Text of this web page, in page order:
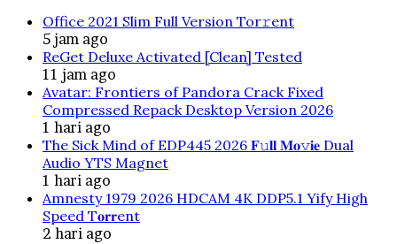
Office 2021 Slim Full Version Tor𝚛ent
5 jam ago
ReGet Deluxe Activated [Clean] Tested
11 jam ago
Avatar: Frontiers of Pandora Crack Fixed
Compressed Repack Desktop Version 2026
1 hari ago
The Sick Mind of EDP445 2026 𝐅𝚞𝐥𝐥 𝐌𝐨𝚟𝐢𝐞 Dual
Audio YTS Magnet
1 hari ago
Amnesty 1979 2026 HDCAM 4K DDP5.1 Yify High
Speed T𝐨𝐫𝐫ent
2 hari ago